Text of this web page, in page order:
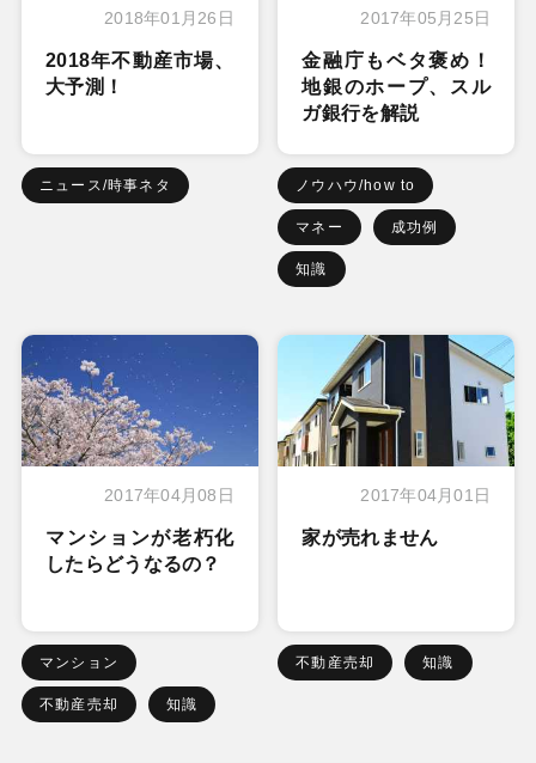
2018年01月26日
2018年不動産市場、
大予測！
ニュース/時事ネタ
2017年05月25日
金融庁もベタ褒め！
地銀のホープ、スル
ガ銀行を解説
ノウハウ/how to
マネー 成功例
知識
2017年04月08日
マンションが老朽化
したらどうなるの？
マンション
不動産売却 知識
2017年04月01日
家が売れません
不動産売却 知識